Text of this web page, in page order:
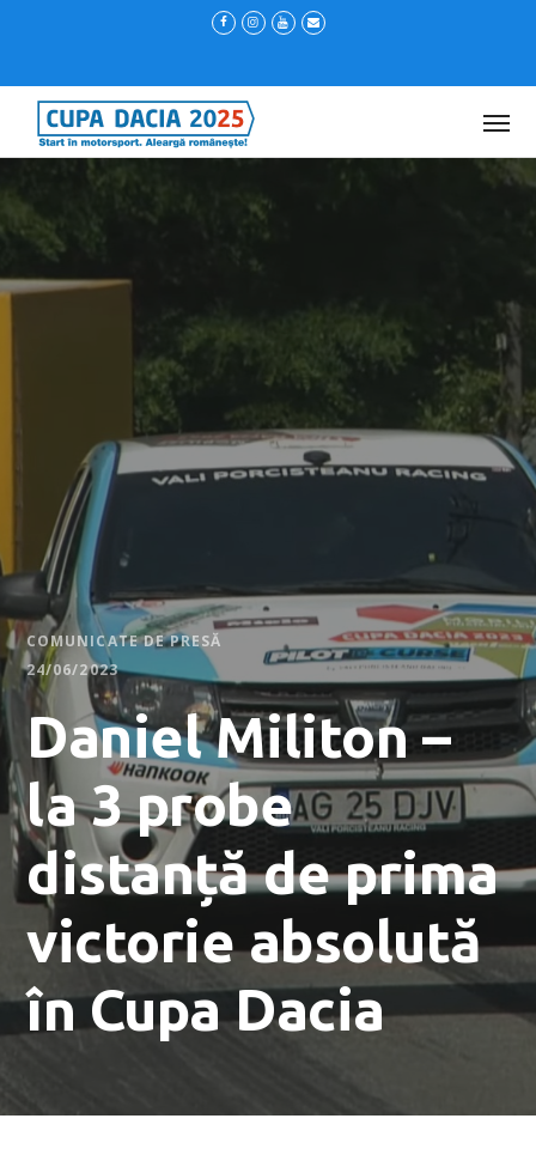
COMUNICATE DE PRESĂ
24/06/2023
Daniel Militon –
la 3 probe
distanță de prima
victorie absolută
în Cupa Dacia